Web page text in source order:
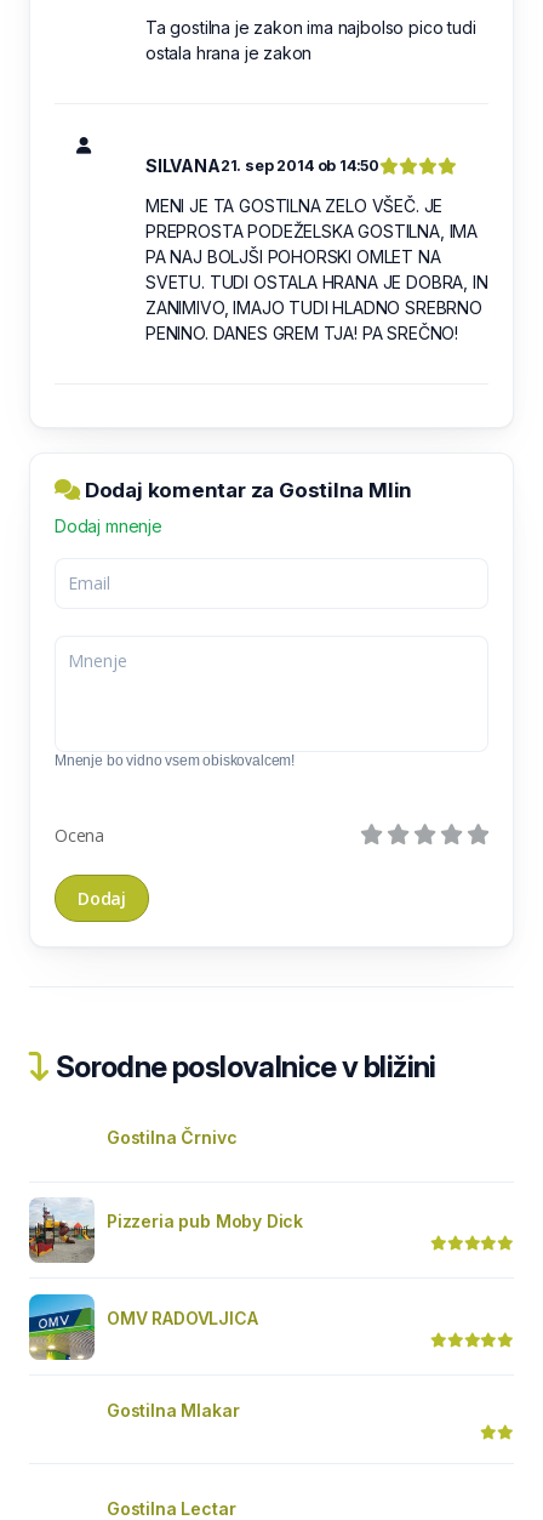
Ta gostilna je zakon ima najbolso pico tudi
ostala hrana je zakon
SILVANA21. sep 2014 ob 14:50
MENI JE TA GOSTILNA ZELO VŠEČ. JE
PREPROSTA PODEŽELSKA GOSTILNA, IMA
PA NAJ BOLJŠI POHORSKI OMLET NA
SVETU. TUDI OSTALA HRANA JE DOBRA, IN
ZANIMIVO, IMAJO TUDI HLADNO SREBRNO
PENINO. DANES GREM TJA! PA SREČNO!
Dodaj komentar za Gostilna Mlin
Dodaj mnenje
Mnenje bo vidno vsem obiskovalcem!
Ocena
Sorodne poslovalnice v bližini
Gostilna Črnivc
Pizzeria pub Moby Dick
OMV RADOVLJICA
Gostilna Mlakar
Gostilna Lectar